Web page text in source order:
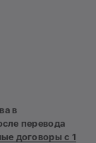
в
перевода
договоры с 1